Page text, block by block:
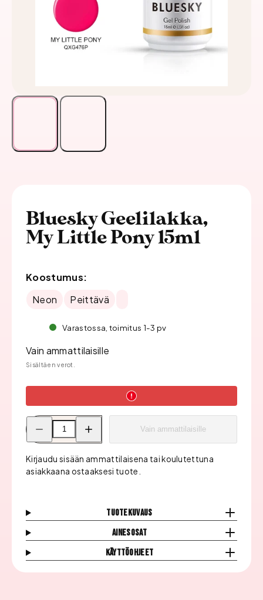
Bluesky Geelilakka,
My Little Pony 15ml
Koostumus:
Neon
Peittävä
Varastossa, toimitus 1-3 pv
Vain ammattilaisille
Sisältäen verot.
Pienennä
Bluesky
Geelilakka,
Little
Pony
15ml
Bluesky
Geelilakka,
Little
15ml
Vain ammattilaisille
Kirjaudu sisään ammattilaisena tai koulutettuna
asiakkaana ostaaksesi tuote.
Tuotekuvaus
Ainesosat
Käyttöohjeet